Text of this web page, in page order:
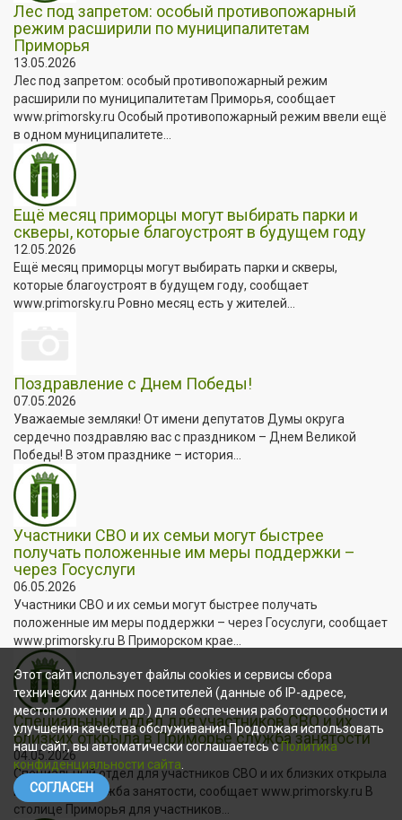
Лес под запретом: особый противопожарный
режим расширили по муниципалитетам
Приморья
13.05.2026
Лес под запретом: особый противопожарный режим
расширили по муниципалитетам Приморья, сообщает
www.primorsky.ru Особый противопожарный режим ввели ещё
в одном муниципалитете...
Ещё месяц приморцы могут выбирать парки и
скверы, которые благоустроят в будущем году
12.05.2026
Ещё месяц приморцы могут выбирать парки и скверы,
которые благоустроят в будущем году, сообщает
www.primorsky.ru Ровно месяц есть у жителей...
Поздравление с Днем Победы!
07.05.2026
Уважаемые земляки! От имени депутатов Думы округа
сердечно поздравляю вас с праздником – Днем Великой
Победы! В этом празднике – история...
Участники СВО и их семьи могут быстрее
получать положенные им меры поддержки –
через Госуслуги
06.05.2026
Участники СВО и их семьи могут быстрее получать
положенные им меры поддержки – через Госуслуги, сообщает
www.primorsky.ru В Приморском крае...
Специальный отдел для участников СВО и их
близких открыла в Приморье служба занятости
04.05.2026
Специальный отдел для участников СВО и их близких открыла
в Приморье служба занятости, сообщает www.primorsky.ru В
столице Приморья для участников...
Этот сайт использует файлы cookies и сервисы сбора
технических данных посетителей (данные об IP-адресе,
местоположении и др.) для обеспечения работоспособности и
улучшения качества обслуживания.Продолжая использовать
наш сайт, вы автоматически соглашаетесь сПолитика
конфиденциальности сайта
СОГЛАСЕН